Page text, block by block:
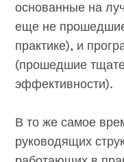
основанные на
еще не
практике), и
(прошедшие
эффективности).
В то же самое
руководящих